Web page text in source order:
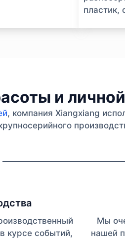
пластик,
и
, компания Xiangxiang
курсе событий,
Мы
нашей